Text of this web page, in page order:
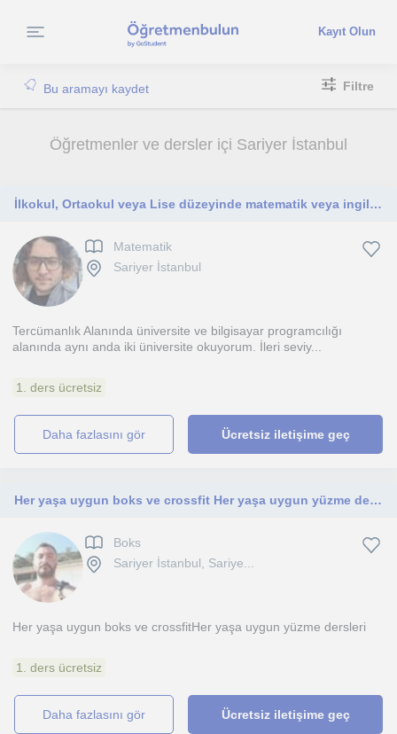
Kayıt Olun
Bu aramayı kaydet Filtre
Öğretmenler ve dersler içi Sariyer İstanbul
İlkokul, Ortaokul veya Lise düzeyinde matematik veya ingilizce konusunda eğitim isteyen Öğrenciler için Özel ders
Matematik
Sariyer İstanbul
Tercümanlık Alanında üniversite ve bilgisayar programcılığı
alanında aynı anda iki üniversite okuyorum. İleri seviy...
1. ders ücretsiz
daha fazlasını gör Ücretsiz iletişime geç
Her yaşa uygun boks ve crossfit Her yaşa uygun yüzme dersleri
Boks
Sariyer İstanbul, Sariye...
Her yaşa uygun boks ve crossfitHer yaşa uygun yüzme dersleri
1. ders ücretsiz
daha fazlasını gör Ücretsiz iletişime geç